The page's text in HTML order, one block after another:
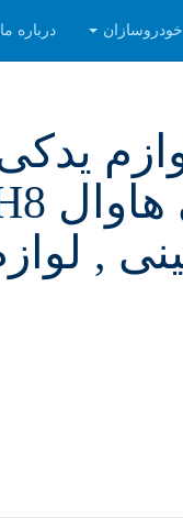
خودروسازان درباره ما